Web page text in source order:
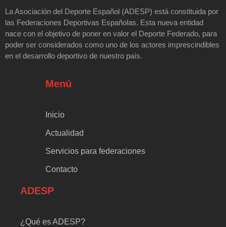
La Asociación del Deporte Español (ADESP) está constituida por
las Federaciones Deportivas Españolas. Esta nueva entidad
nace con el objetivo de poner en valor el Deporte Federado, para
poder ser considerados como uno de los actores imprescindibles
en el desarrollo deportivo de nuestro país.
Menú
Inicio
Actualidad
Servicios para federaciones
Contacto
ADESP
¿Qué es ADESP?